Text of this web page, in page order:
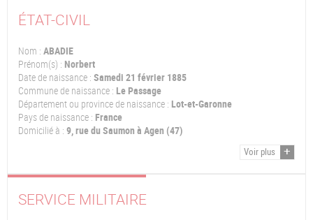
ÉTAT-CIVIL
Nom : ABADIE
Prénom(s) : Norbert
Date de naissance : Samedi 21 février 1885
Commune de naissance : Le Passage
Département ou province de naissance : Lot-et-Garonne
Pays de naissance : France
Domicilié à : 9, rue du Saumon à Agen (47)
Voir plus
SERVICE MILITAIRE